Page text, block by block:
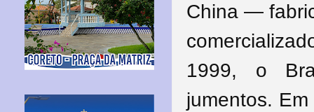
China —
1999, o
jumentos.